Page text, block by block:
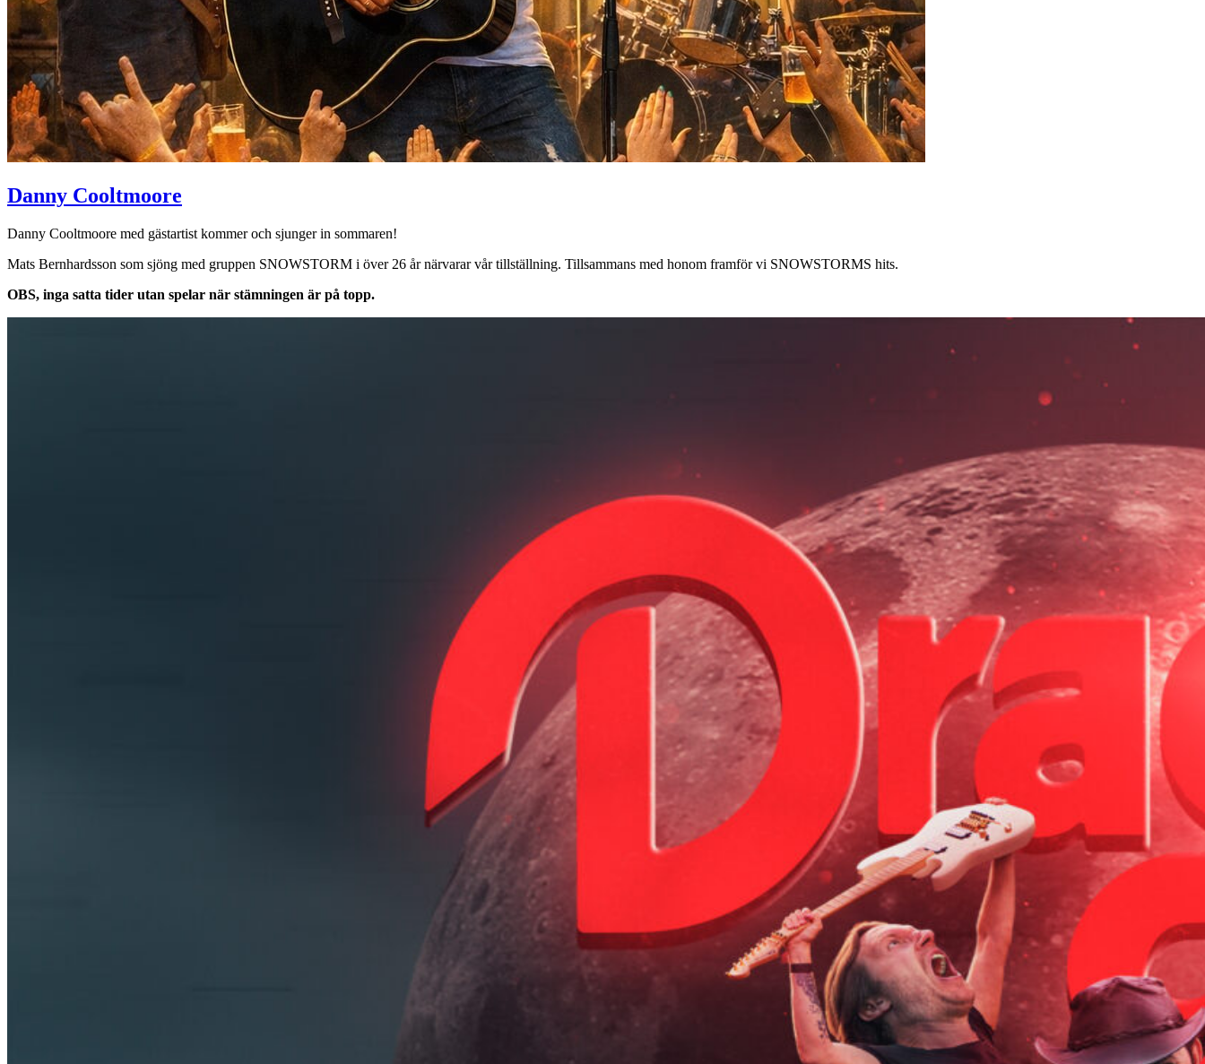
Danny Cooltmoore
Danny Cooltmoore med gästartist kommer och sjunger in sommaren!
Mats Bernhardsson som sjöng med gruppen SNOWSTORM i över 26 år närvarar vår tillställning. Tillsammans med honom framför vi SNOWSTORMS hits.
OBS, inga satta tider utan spelar när stämningen är på topp.